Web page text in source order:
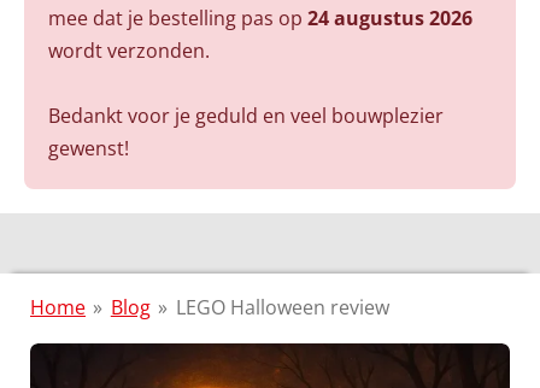
mee dat je bestelling pas op 24 augustus 2026
wordt verzonden.
Bedankt voor je geduld en veel bouwplezier
gewenst!
Home » Blog » LEGO Halloween review